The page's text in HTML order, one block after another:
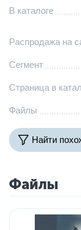
В каталоге
Распродажа на
Сегмент
Страница в
Файлы
Найти
Файлы